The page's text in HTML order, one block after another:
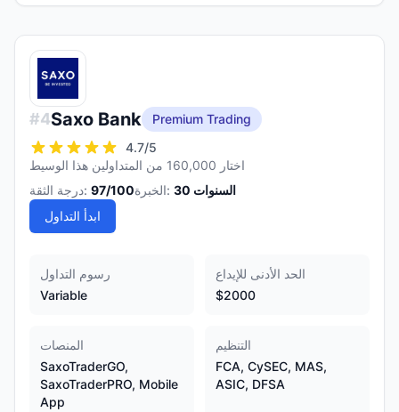
#4Saxo Bank
Premium Trading
4.7/5
اختار 160,000 من المتداولين هذا الوسيط
درجة الثقة: 97/100 الخبرة: 30 السنوات
ابدأ التداول
رسوم التداول
Variable
الحد الأدنى للإيداع
$2000
المنصات
SaxoTraderGO,
SaxoTraderPRO, Mobile
App
التنظيم
FCA, CySEC, MAS,
ASIC, DFSA